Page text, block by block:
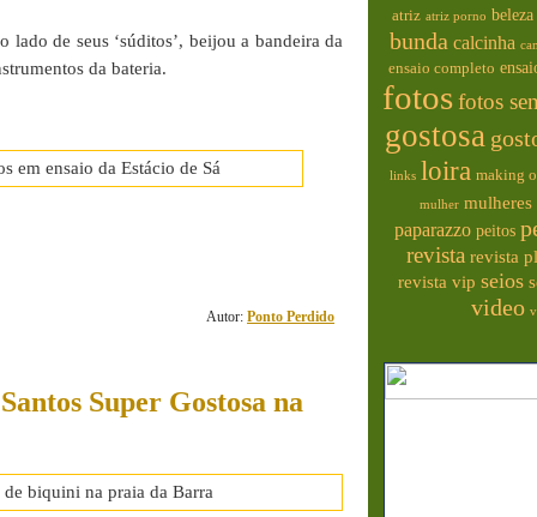
lado de seus ‘súditos’, beijou a bandeira da
da bateria.
Autor: Ponto Perdido
Super Gostosa na
atriz atriz porno beleza
bunda calcinha
ensaio completo
fotosfotos
gostosa
links loira making
mulher mulheres
paparazzo peitos
revista revista
revista vip seios
video